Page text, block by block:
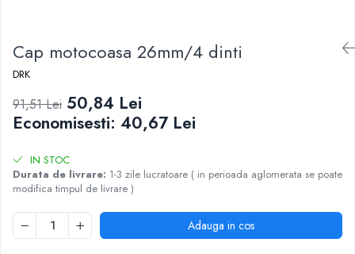
Cap motocoasa 26mm/4 dinti
DRK
91,51 Lei 50,84 Lei
Economisesti: 40,67 Lei
IN STOC
Durata de livrare: 1-3 zile lucratoare ( in perioada aglomerata se poate
modifica timpul de livrare )
Adauga in cos